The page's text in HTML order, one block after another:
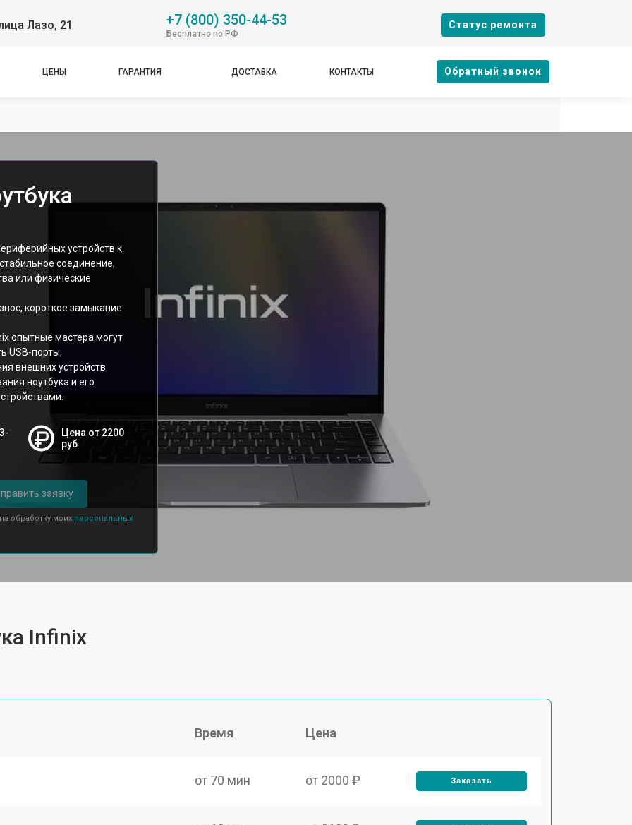
Лазо, 21 +7 (800) 350-44-53
Бесплатно по РФ
Cтатус ремонта
ЦЕНЫ ГАРАНТИЯ ДОСТАВКА КОНТАКТЫ Oбратный звонок
устройств к
соединение,
или физические
короткое замыкание
опытные мастера могут
USB-порты,
внешних устройств.
ноутбука и его
Цена от 2200
руб
заявку
обработку моих персональных
Infinix
Время Цена
от 70 мин от 2000 ₽ Заказать